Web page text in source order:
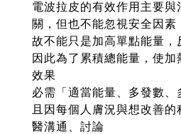
電波拉皮的有效作用主要
關，但也不能忽視安全因素
故不能只是加高單點能量，
因此為了累積總能量，使
效果
必需「適當能量、多發數、
且因每個人膚況與想改善
醫溝通、討論